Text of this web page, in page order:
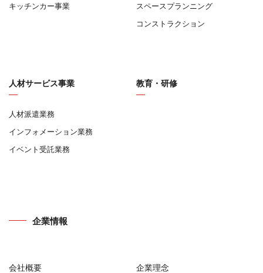
キッチンカー事業
スペースプランニング
コンストラクション
人材サービス事業
人材派遣業務
インフォメーション業務
イベント受託業務
教育・研修
企業情報
会社概要
企業理念